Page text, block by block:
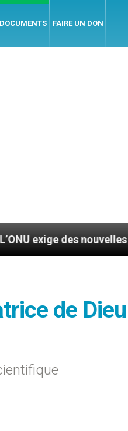
DOCUMENTS FAIRE UN DON
nouvelles de Mgr Mata
de Dieu